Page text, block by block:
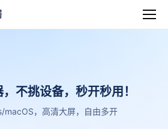
不挑设备，秒开秒用！
macOS，高清大屏，自由多开